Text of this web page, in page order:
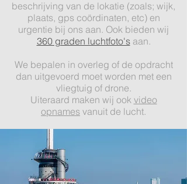
beschrijving van de lokatie (zoals; wijk,
plaats, gps coördinaten, etc) en
urgentie bij ons aan. Ook bieden wij
360 graden luchtfoto'saan.
We bepalen in overleg of de opdracht
dan uitgevoerd moet worden met een
vliegtuig of drone.
Uiteraard maken wij ook video
opnames vanuit de lucht.